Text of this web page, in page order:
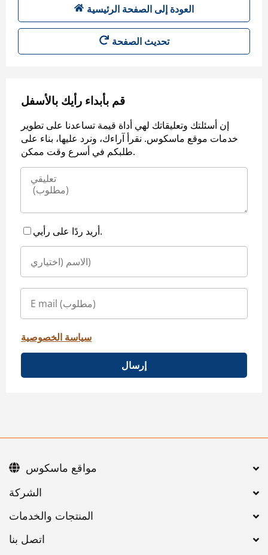
العودة إلى الصفحة الرئيسية
تحديث الصفحة
قم بأبداء رأيك بالأسفل
إن أسئلتك وتعليقاتك لهي أداة قيمة تساعدنا على تطوير
خدمات موقع ماسكوس. نقرأ آراءك، ونرد عليها، بناء على
طلبكم في أسرع وقت ممكن.
أريد ردًا على رأيي.
سياسة الخصوصية
إرسال
اتصل بنا
مواقع ماسكوس